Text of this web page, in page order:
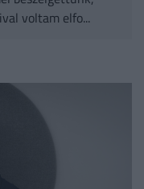
voltam elfo...